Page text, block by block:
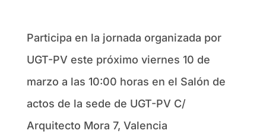
Participa en la jornada organizada por
UGT-PV este próximo viernes 10 de
marzo a las 10:00 horas en el Salón de
actos de la sede de UGT-PV C/
Arquitecto Mora 7, Valencia